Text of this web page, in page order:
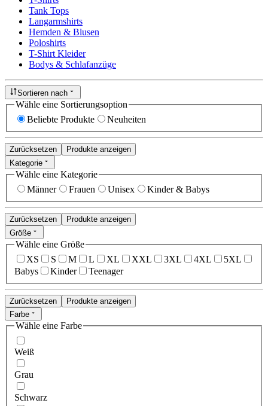
Tank Tops
Langarmshirts
Hemden & Blusen
Poloshirts
T-Shirt Kleider
Bodys & Schlafanzüge
Sortieren nach
Wähle eine Sortierungsoption
Beliebte Produkte
Neuheiten
Zurücksetzen
Produkte anzeigen
Kategorie
Wähle eine Kategorie
Männer
Frauen Unisex Kinder & Babys
Zurücksetzen
Produkte anzeigen
Größe
Wähle eine Größe
XS
S M L XL XXL 3XL 4XL
5XL
Babys
Kinder Teenager
Zurücksetzen
Produkte anzeigen
Farbe
Wähle eine Farbe
Weiß
Grau
Schwarz